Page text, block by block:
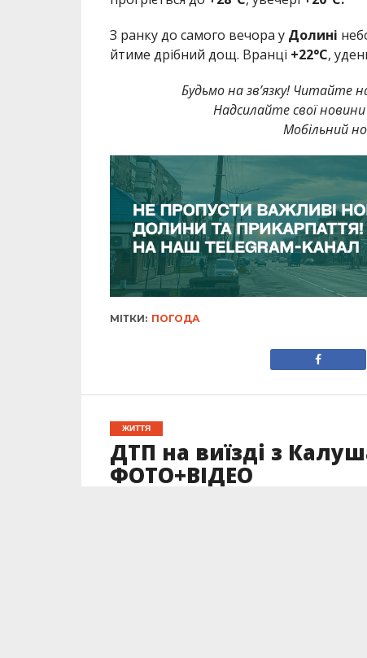
З ранку до самого вечора у Долині
йтиме дрібний дощ. Вранці +22°C,
Будьмо на зв’язку! Читайте
Надсилайте свої
Мобільний
МІТКИ: ПОГОДА
ЖИТТЯ
ДТП на виїзді з
ФОТО+ВІДЕО